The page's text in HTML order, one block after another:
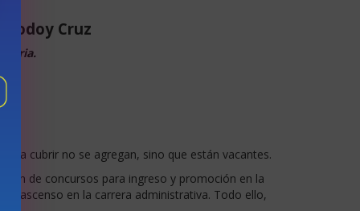
Cruz
a cubrir no se agregan, sino que están vacantes.
de concursos para ingreso y promoción en la
ascenso en la carrera administrativa. Todo ello,